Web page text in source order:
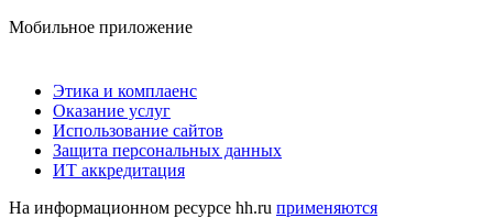
Мобильное приложение
Этика и комплаенс
Оказание услуг
Использование сайтов
Защита персональных данных
ИТ аккредитация
На информационном ресурсе hh.ru применяются